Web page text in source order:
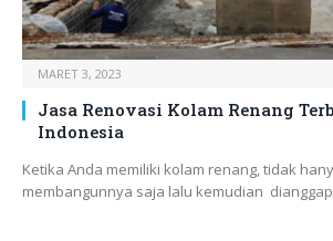
MARET 3, 2023
Jasa Renovasi Kolam Renang
Indonesia
Ketika Anda memiliki kolam renang, tidak
membangunnya saja lalu kemudian